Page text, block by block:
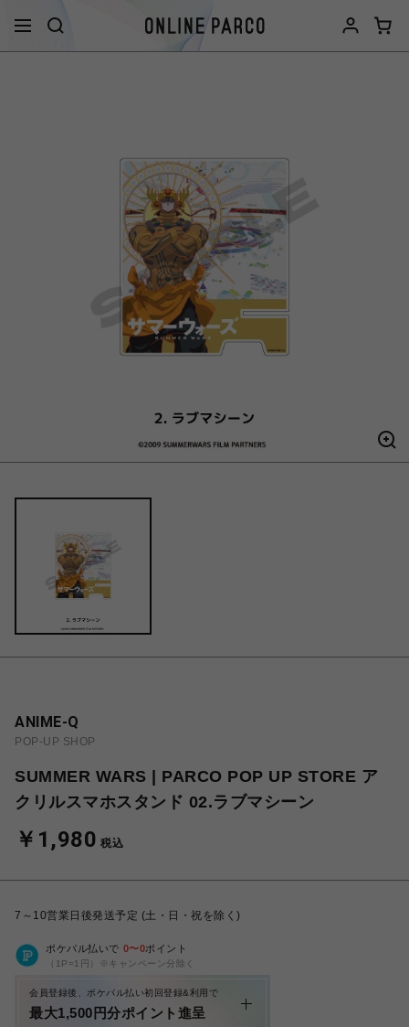
ANIME-Q
POP-UP SHOP
SUMMER WARS | PARCO POP UP STORE ア
クリルスマホスタンド 02.ラブマシーン
￥1,980 税込
7～10営業日後発送予定 (土・日・祝を除く)
ポケパル払いで 0〜0ポイント
（1P=1円）※キャンペーン分除く
会員登録後、ポケパル払い初回登録&利用で
最大1,500円分ポイント進呈